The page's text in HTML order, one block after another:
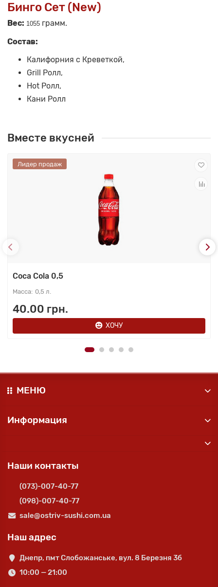
Бинго Сет (New)
Вес: 1055 грамм.
Состав:
Калифорния с Креветкой,
Grill Ролл,
Hot Ролл,
Кани Ролл
Вместе вкусней
Лидер продаж
Coca Cola 0,5
0,5 л.
40.00 грн.
ХОЧУ
МЕНЮ
Информация
Наши контакты
(073)-007-40-77
(098)-007-40-77
sale@ostriv-sushi.com.ua
Наш адрес
Днепр, пмт Слобожанське, вул. 8 Березня 3б
10:00 — 21:00